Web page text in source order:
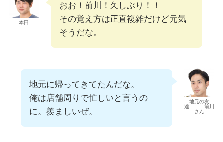
本田
おお！前川！久しぶり！！
その覚え方は正直複雑だけど元気
そうだな。
地元の友
達 前川
さん
地元に帰ってきてたんだな。
俺は店舗周りで忙しいと言うの
に。羨ましいぜ。